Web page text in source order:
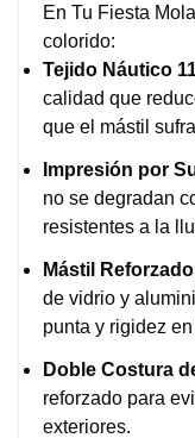
En Tu Fiesta
colorido:
Tejido Náutico
calidad que
que el mástil
Impresión por
no se degradan
resistentes a la
Mástil
de vidrio y
punta y rigidez
Doble Costura
reforzado para
exteriores.